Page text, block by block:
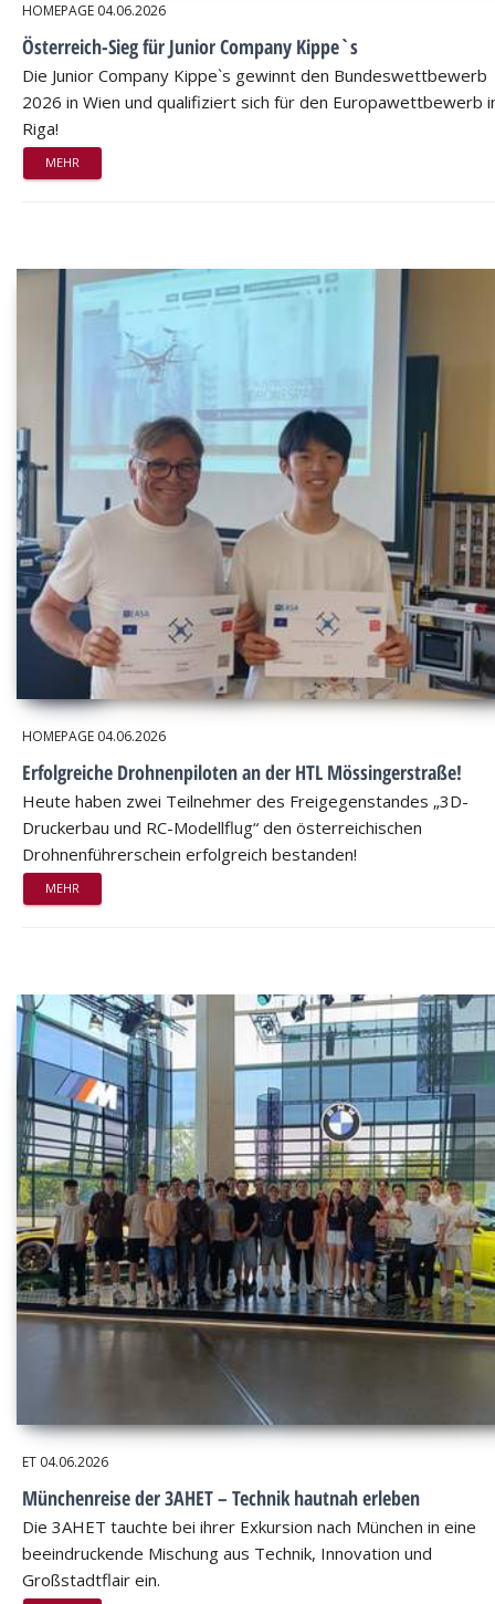
HOMEPAGE 04.06.2026
Österreich-Sieg für Junior Company Kippe`s
Die Junior Company Kippe`s gewinnt den Bundeswettbewerb
2026 in Wien und qualifiziert sich für den Europawettbewerb
Riga!
MEHR
HOMEPAGE 04.06.2026
Erfolgreiche Drohnenpiloten an der HTL Mössingerstraße!
Heute haben zwei Teilnehmer des Freigegenstandes „3D-
Druckerbau und RC-Modellflug“ den österreichischen
Drohnenführerschein erfolgreich bestanden!
MEHR
ET 04.06.2026
Münchenreise der 3AHET – Technik hautnah erleben
Die 3AHET tauchte bei ihrer Exkursion nach München in eine
beeindruckende Mischung aus Technik, Innovation und
Großstadtflair ein.